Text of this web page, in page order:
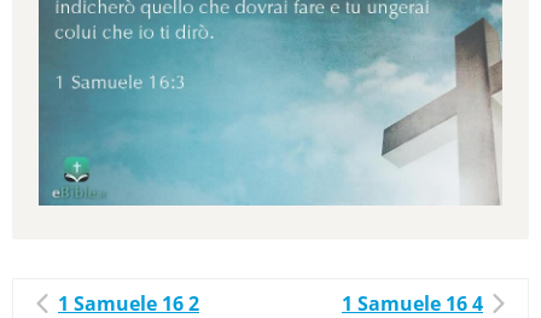
1 Samuele 16 2 1 Samuele 16 4